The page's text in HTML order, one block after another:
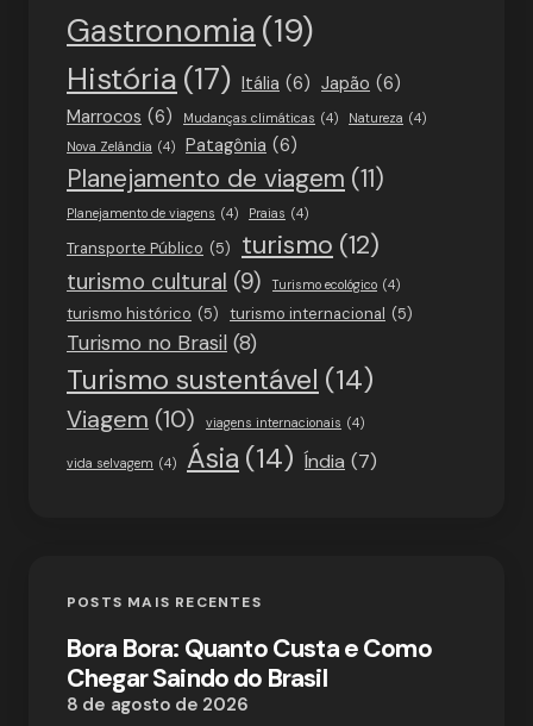
Gastronomia (19)
História (17) Itália (6) Japão (6)
Marrocos (6) Mudanças climáticas (4) Natureza (4)
Nova Zelândia (4) Patagônia (6)
Planejamento de viagem (11)
Planejamento de viagens (4) Praias (4)
Transporte Público (5) turismo (12)
turismo cultural (9) Turismo ecológico (4)
turismo histórico (5) turismo internacional (5)
Turismo no Brasil (8)
Turismo sustentável (14)
Viagem (10) viagens internacionais (4)
vida selvagem (4) Ásia (14) Índia (7)
POSTS MAIS RECENTES
Bora Bora: Quanto Custa e Como
Chegar Saindo do Brasil
8 de agosto de 2026